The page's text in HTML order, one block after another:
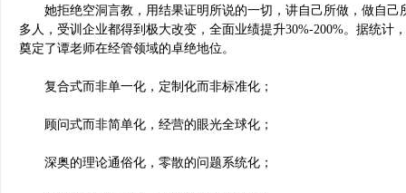
她拒绝空洞言教，用结果证明所说的一切，讲自己所做，做自己
多人，受训企业都得到极大改变，全面业绩提升30%-200%。据统计
奠定了谭老师在经管领域的卓绝地位。
复合式而非单一化，定制化而非标准化；
顾问式而非简单化，经营的眼光全球化；
深奥的理论通俗化，零散的问题系统化；